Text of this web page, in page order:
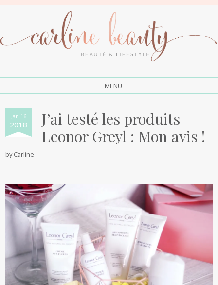
MENU
Jan 16
2018
J’ai testé les produits
Leonor Greyl : Mon avis !
byCarline